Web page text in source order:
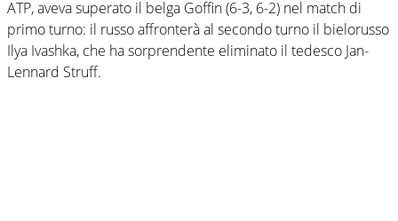
ATP, aveva superato il belga Goffin (6-3, 6-2) nel match di
primo turno: il russo affronterà al secondo turno il bielorusso
Ilya Ivashka, che ha sorprendente eliminato il tedesco Jan-
Lennard Struff.